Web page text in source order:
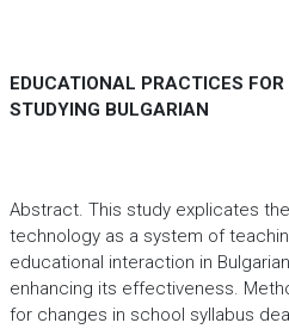
EDUCATIONAL PRACTICES
STUDYING BULGARIAN
Abstract. This study explicates
technology as a system of
educational interaction in
enhancing its effectiveness.
for changes in school syllabus